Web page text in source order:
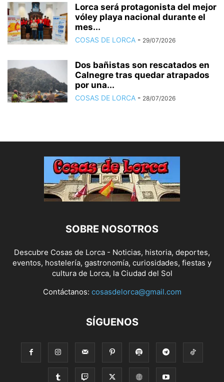
Lorca será protagonista del mejor
vóley playa nacional durante el
mes...
COSAS DE LORCA - 29/07/2026
Dos bañistas son rescatados en
Calnegre tras quedar atrapados
por una...
COSAS DE LORCA - 28/07/2026
SOBRE NOSOTROS
Descubre Cosas de Lorca - Noticias, historia, deportes,
eventos, hostelería, gastronomía, curiosidades, fiestas y
cultura de Lorca, la Ciudad del Sol
Contáctanos: cosasdelorca@gmail.com
SÍGUENOS